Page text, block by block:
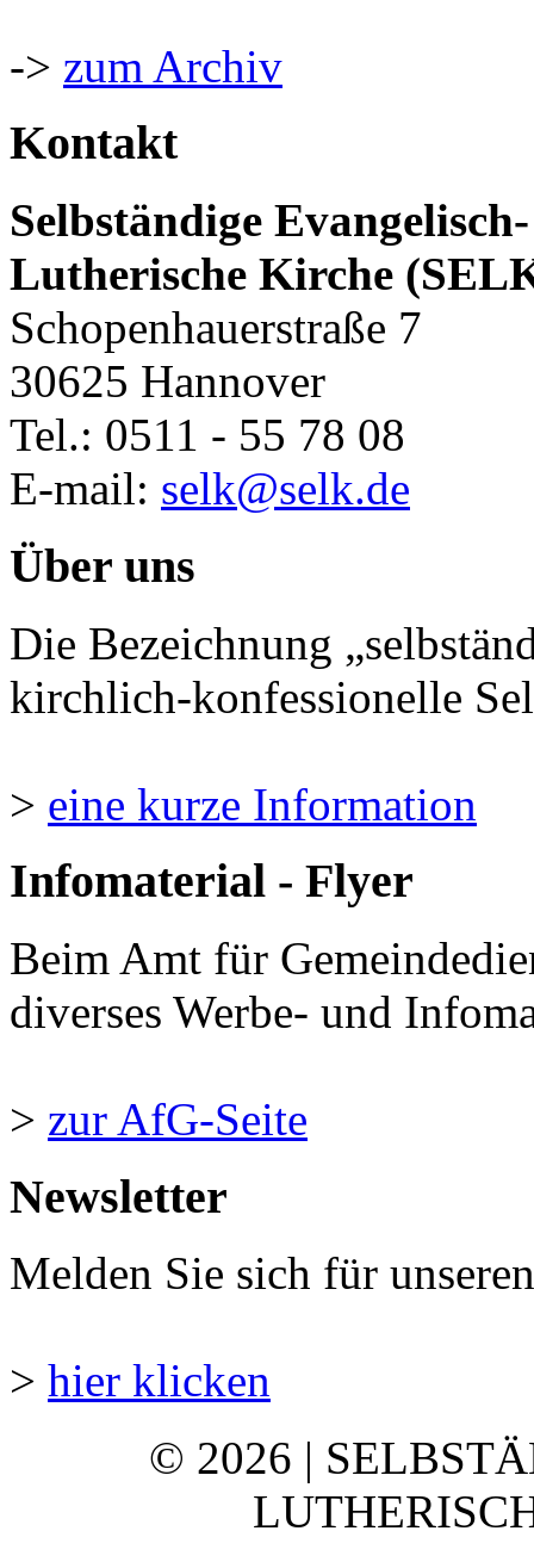
-> zum Archiv
Kontakt
Selbständige Evangelisch-
Lutherische Kirche
Schopenhauerstraße 7
30625 Hannover
Tel.: 0511 - 55 78 08
E-mail: selk@selk.de
Über uns
Die Bezeichnung
kirchlich-konfessionelle
> eine kurze Information
Infomaterial - Flyer
Beim Amt für
diverses Werbe- und
> zur AfG-Seite
Newsletter
Melden Sie sich für
> hier klicken
© 2026 |